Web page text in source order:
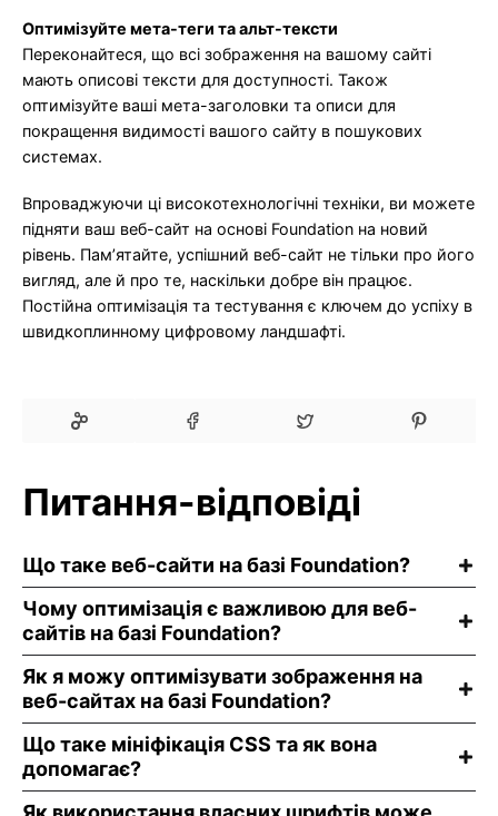
Оптимізуйте мета-теги та альт-тексти
Переконайтеся, що всі зображення на вашому сайті
мають описові тексти для доступності. Також
оптимізуйте ваші мета-заголовки та описи для
покращення видимості вашого сайту в пошукових
системах.
Впроваджуючи ці високотехнологічні техніки, ви можете
підняти ваш веб-сайт на основі Foundation на новий
рівень. Пам’ятайте, успішний веб-сайт не тільки про його
вигляд, але й про те, наскільки добре він працює.
Постійна оптимізація та тестування є ключем до успіху в
швидкоплинному цифровому ландшафті.
Питання-відповіді
Що таке веб-сайти на базі Foundation?
Чому оптимізація є важливою для веб-
сайтів на базі Foundation?
Як я можу оптимізувати зображення на
веб-сайтах на базі Foundation?
Що таке мініфікація CSS та як вона
допомагає?